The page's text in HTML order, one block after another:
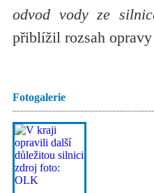
odvod vody ze
přiblížil rozsah
Fotogalerie